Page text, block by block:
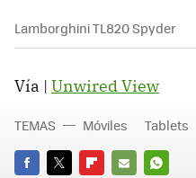
Lamborghini TL820 Spyder
Vía | Unwired View
TEMAS Móviles Tablets